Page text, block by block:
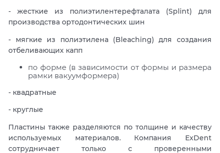
- жесткие из полиэтилентерефталата (Splint) для
производства ортодонтических шин
- мягкие из полиэтилена (Bleaching) для создания
отбеливающих капп
по форме (в зависимости от формы и размера
рамки вакуумформера)
- квадратные
- круглые
Пластины также разделяются по толщине и качеству
используемых материалов. Компания ExDent
сотрудничает только с проверенными